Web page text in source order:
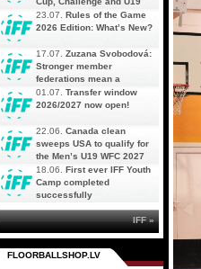
AOFC Qualifiers
simultaneously
23.07. Rules of the Game
2026 Edition: What’s New?
17.07. Zuzana Svobodová:
Stronger member
federations mean a
stronger future for floorball
01.07. Transfer window
2026/2027 now open!
22.06. Canada clean
sweeps USA to qualify for
the Men’s U19 WFC 2027
18.06. First ever IFF Youth
Camp completed
successfully
IFF »
FLOORBALLSHOP.LV